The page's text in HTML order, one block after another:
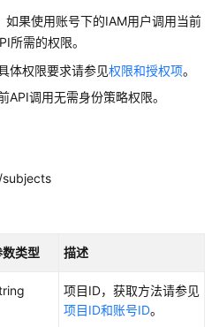
如果使用账号下的IAM用户调用当前
所需的权限。
体权限要求请参见权限和授权项。
调用无需身份策略权限。
数类型 描述
项目ID，获取方法请参见
项目ID和账号ID。